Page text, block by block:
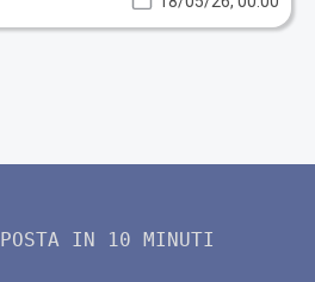
POSTA IN 10 MINUTI